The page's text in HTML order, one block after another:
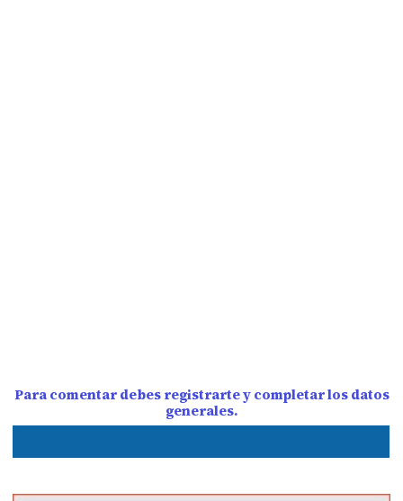
Para comentar debes registrarte y completar los datos
generales.